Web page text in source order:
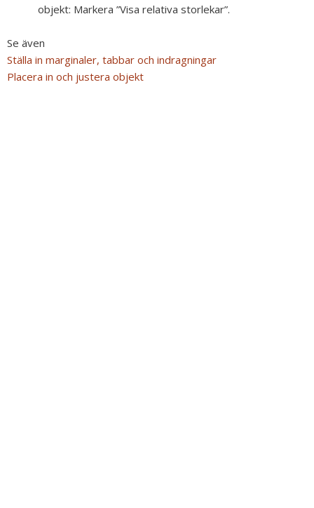
objekt: Markera ”Visa relativa storlekar”.
Se även
Ställa in marginaler, tabbar och indragningar
Placera in och justera objekt